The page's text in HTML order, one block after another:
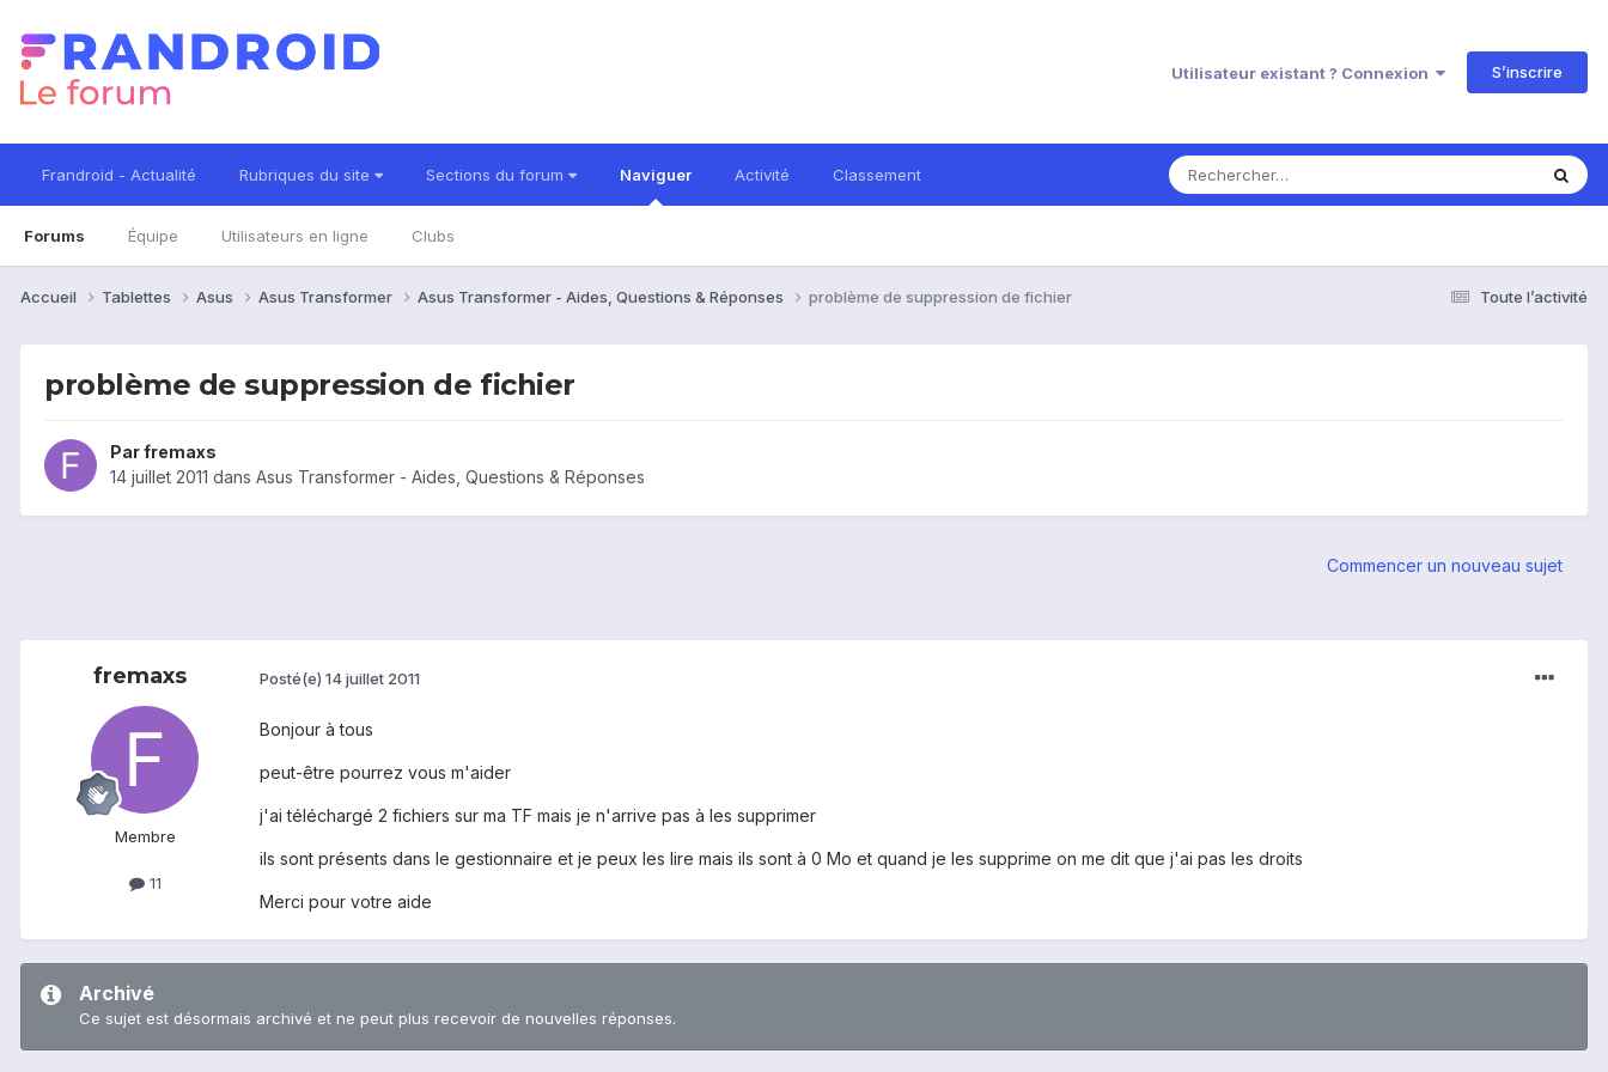
Utilisateur existant ? Connexion S’inscrire
Frandroid - Actualité Rubriques du site Sections du forum Naviguer
Forums Équipe Utilisateurs en ligne Clubs
Activité Classement
Toute l’activité
Accueil Tablettes Asus Asus Transformer Asus Transformer - Aides, Questions & Réponses problème de suppression de fichier
problème de suppression de fichier
Parfremaxs
14 juillet 2011 dans Asus Transformer - Aides, Questions & Réponses
Commencer un nouveau sujet
fremaxs
Membre
11
Posté(e) 14 juillet 2011
Bonjour à tous
peut-être pourrez vous m'aider
j'ai téléchargé 2 fichiers sur ma TF mais je n'arrive pas à les supprimer
ils sont présents dans le gestionnaire et je peux les lire mais ils sont à 0 Mo et quand je les supprime on me dit que j'ai pas les droits
Merci pour votre aide
Archivé
Ce sujet est désormais archivé et ne peut plus recevoir de nouvelles réponses.